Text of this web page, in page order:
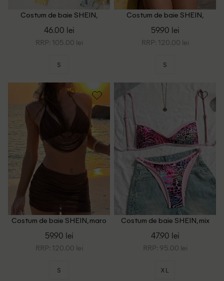
Costum de baie SHEIN,
46.00 lei
RRP: 105.00 lei
S
Costum de baie SHEIN,
59.90 lei
RRP: 120.00 lei
S
Costum de baie SHEIN, maro
59.90 lei
RRP: 120.00 lei
S
Costum de baie SHEIN, mix
47.90 lei
RRP: 95.00 lei
XL